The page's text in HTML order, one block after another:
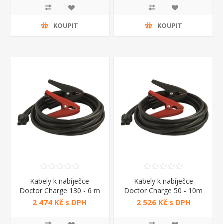
KOUPIT KOUPIT
Kabely k nabíječce
Doctor Charge 130 - 6 m
2 474 Kč s DPH
Kabely k nabíječce
Doctor Charge 50 - 10m
2 526 Kč s DPH